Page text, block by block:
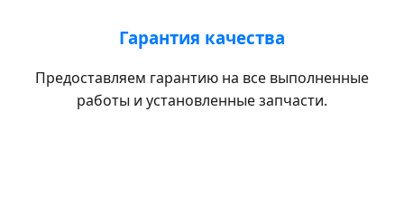
Гарантия качества
Предоставляем гарантию на все выполненные
работы и установленные запчасти.